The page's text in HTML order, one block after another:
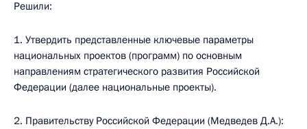
Решили:
1. Утвердить представленные ключевые параметры
национальных проектов (программ) по основным
направлениям стратегического развития Российской
Федерации (далее национальные проекты).
2. Правительству Российской Федерации (Медведев Д.А.):